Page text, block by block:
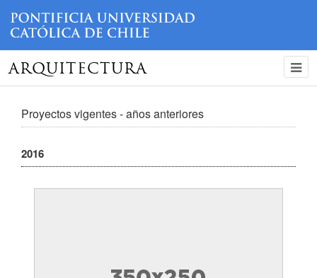
ARQUITECTURA
Proyectos vigentes - años anteriores
2016